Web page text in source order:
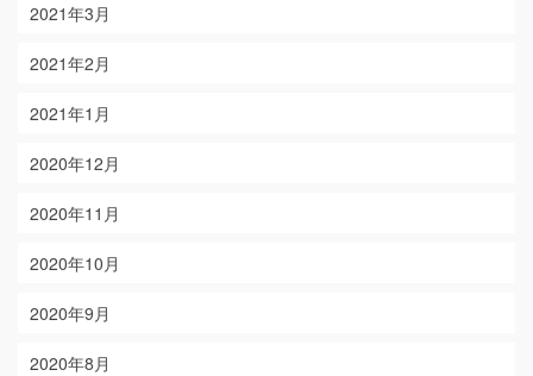
2021年3月
2021年2月
2021年1月
2020年12月
2020年11月
2020年10月
2020年9月
2020年8月